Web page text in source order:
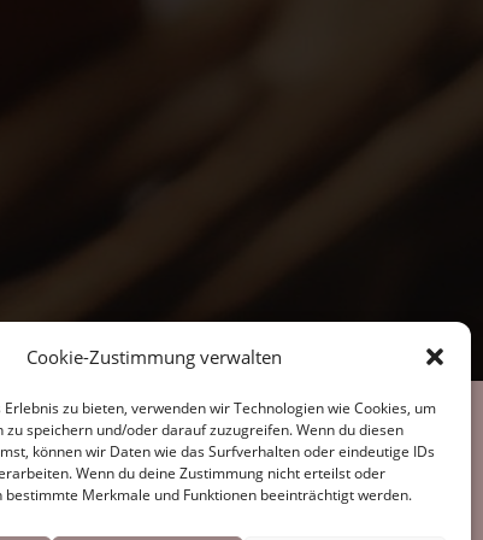
Cookie-Zustimmung verwalten
zu bieten, verwenden wir Technologien wie Cookies, um
speichern und/oder darauf zuzugreifen. Wenn du diesen
können wir Daten wie das Surfverhalten oder eindeutige IDs
Wenn du deine Zustimmung nicht erteilst oder
bestimmte Merkmale und Funktionen beeinträchtigt werden.
im Sozialen Netz